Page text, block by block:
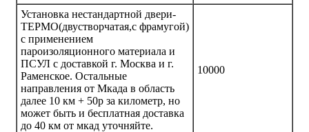
Установка нестандартной двери-
ТЕРМО(двустворчатая,с фрамугой)
с применением
пароизоляционного материала и
ПСУЛ с доставкой г. Москва и г.
Раменское. Остальные
направления от Мкада в область
далее 10 км + 50р за километр, но
может быть и бесплатная доставка
до 40 км от мкад уточняйте.
10000